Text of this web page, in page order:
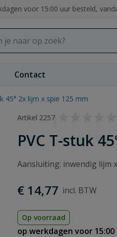
voor 15:00 uur besteld,
Contact
45° 2x lijm x spie 125 mm
Artikel 2257
PVC T-stuk
Aansluiting: inwendig lijm
€ 14,77
Op voorraad
op werkdagen voor